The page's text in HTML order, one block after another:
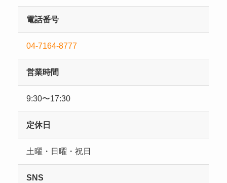
電話番号
04-7164-8777
営業時間
9:30〜17:30
定休日
土曜・日曜・祝日
SNS